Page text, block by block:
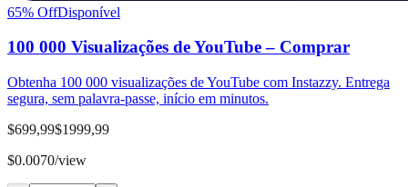
65% OffDisponível
100 000 Visualizações de YouTube – Comprar
Obtenha 100 000 visualizações de YouTube com Instazzy. Entrega
segura, sem palavra-passe, início em minutos.
$699,99$1999,99
$0.0070/view